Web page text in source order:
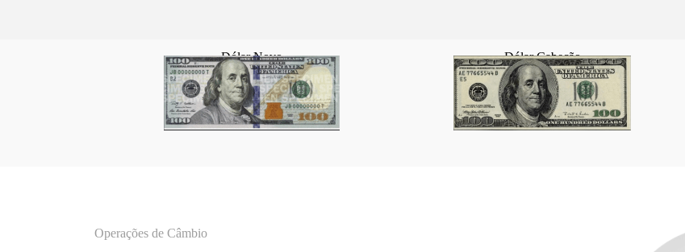
Dólar Novo Dólar Cabeção
Operações de Câmbio